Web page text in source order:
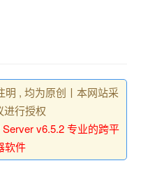
明 , 均为原创丨本网站采
进行授权
v6.5.2 专业的跨平
软件